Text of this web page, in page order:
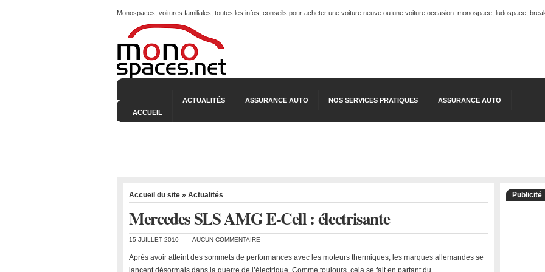
Monospaces, voitures familiales; toutes les infos, conseils pour acheter une voiture neuve ou une voiture occasion. monospace, ludospace,
ACCUEIL
ACTUALITÉS ASSURANCE AUTO NOS SERVICES PRATIQUES ASSURANCE AUTO
Accueil du site » Actualités
Mercedes SLS AMG E-Cell : électrisante
15 JUILLET 2010 AUCUN COMMENTAIRE
Après avoir atteint des sommets de performances avec les moteurs thermiques, les marques allemandes se
lancent désormais dans la guerre de l’électrique. Comme toujours, cela se fait en partant du …
Publicité